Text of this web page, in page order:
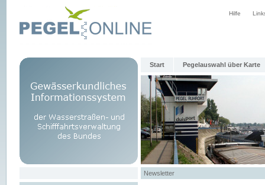
Hilfe
Start Pegelauswahl über Karte
Newsletter